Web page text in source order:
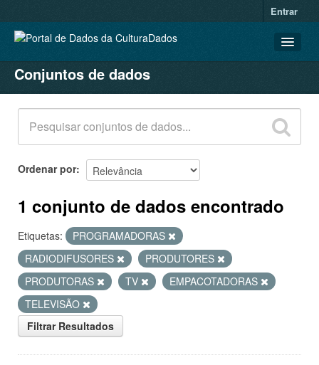
Entrar
CONJUNTOS DE DADOS
ORGANIZAÇÕES
GRUPOS
SOBRE
Conjuntos de dados
Ordenar por
1 conjunto de dados encontrado
Etiquetas:
PROGRAMADORAS
RADIODIFUSORES
PRODUTORES
PRODUTORAS
TV
EMPACOTADORAS
TELEVISÃO
Filtrar Resultados